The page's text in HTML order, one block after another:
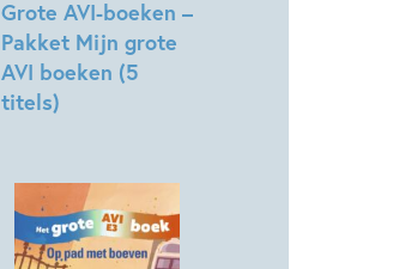
Grote AVI-boeken –
Pakket Mijn grote
AVI boeken (5
titels)